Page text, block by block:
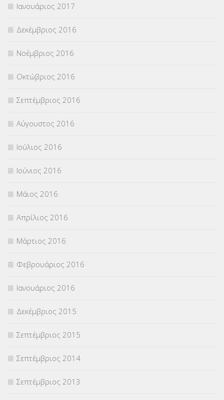
Ιανουάριος 2017
Δεκέμβριος 2016
Νοέμβριος 2016
Οκτώβριος 2016
Σεπτέμβριος 2016
Αύγουστος 2016
Ιούλιος 2016
Ιούνιος 2016
Μάιος 2016
Απρίλιος 2016
Μάρτιος 2016
Φεβρουάριος 2016
Ιανουάριος 2016
Δεκέμβριος 2015
Σεπτέμβριος 2015
Σεπτέμβριος 2014
Σεπτέμβριος 2013